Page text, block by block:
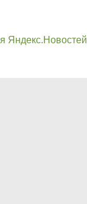
Яндекс.Новостей